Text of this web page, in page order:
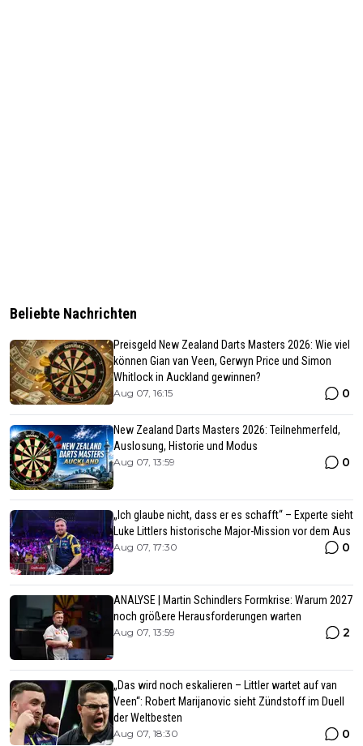
Beliebte Nachrichten
Preisgeld New Zealand Darts Masters 2026: Wie viel
können Gian van Veen, Gerwyn Price und Simon
Whitlock in Auckland gewinnen?
Aug 07, 16:15 0
New Zealand Darts Masters 2026: Teilnehmerfeld,
Auslosung, Historie und Modus
Aug 07, 13:59 0
„Ich glaube nicht, dass er es schafft“ – Experte sieht
Luke Littlers historische Major-Mission vor dem Aus
Aug 07, 17:30 0
ANALYSE | Martin Schindlers Formkrise: Warum 2027
noch größere Herausforderungen warten
Aug 07, 13:59 2
„Das wird noch eskalieren – Littler wartet auf van
Veen“: Robert Marijanovic sieht Zündstoff im Duell
der Weltbesten
Aug 07, 18:30 0